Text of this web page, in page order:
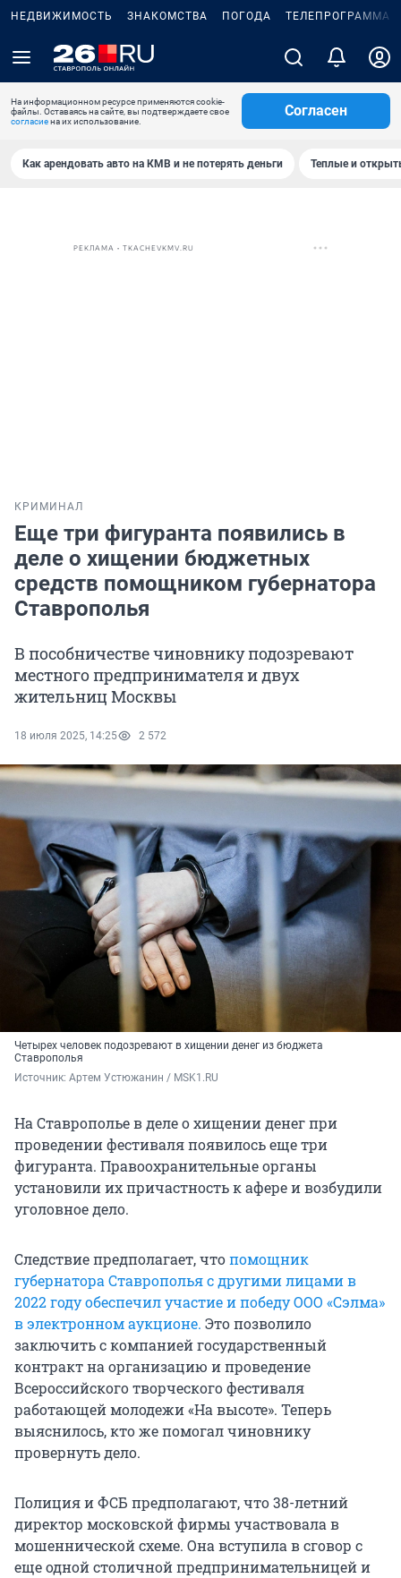
НЕДВИЖИМОСТЬ ЗНАКОМСТВА ПОГОДА ТЕЛЕПРОГРАММА
На информационном ресурсе применяются cookie-
файлы. Оставаясь на сайте, вы подтверждаете свое
согласиена их использование.
Согласен
Как арендовать авто на КМВ и не потерять деньги Теплые и
РЕКЛАМА • TKACHEVKMV.RU
КРИМИНАЛ
Еще три фигуранта появились в
деле о хищении бюджетных
средств помощником губернатора
Ставрополья
В пособничестве чиновнику подозревают
местного предпринимателя и двух
жительниц Москвы
18 июля 2025, 14:25 2 572
Четырех человек подозревают в хищении денег из бюджета
Ставрополья
Источник: Артем Устюжанин / MSK1.RU
На Ставрополье в деле о хищении денег при
проведении фестиваля появилось еще три
фигуранта. Правоохранительные органы
установили их причастность к афере и возбудили
уголовное дело.
Следствие предполагает, чтопомощник
губернатора Ставрополья с другими лицами в
2022 году обеспечил участие и победу ООО «Сэлма»
в электронном аукционе. Это позволило
заключить с компанией государственный
контракт на организацию и проведение
Всероссийского творческого фестиваля
работающей молодежи «На высоте». Теперь
выяснилось, кто же помогал чиновнику
провернуть дело.
Полиция и ФСБ предполагают, что 38-летний
директор московской фирмы участвовала в
мошеннической схеме. Она вступила в сговор с
еще одной столичной предпринимательницей и